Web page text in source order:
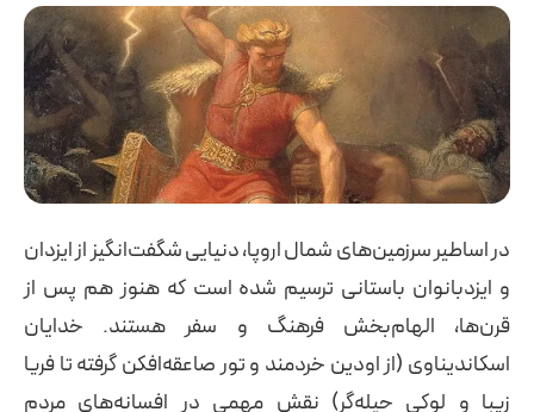
در اساطیر سرزمین‌های شمال اروپا، دنیایی شگفت‌انگیز از ایزدان
و ایزدبانوان باستانی ترسیم شده است که هنوز هم پس از
قرن‌ها، الهام‌بخش فرهنگ و سفر هستند. خدایان
اسکاندیناوی (از اودین خردمند و تور صاعقه‌افکن گرفته تا فریا
زیبا و لوکی حیله‌گر) نقش مهمی در افسانه‌های مردم